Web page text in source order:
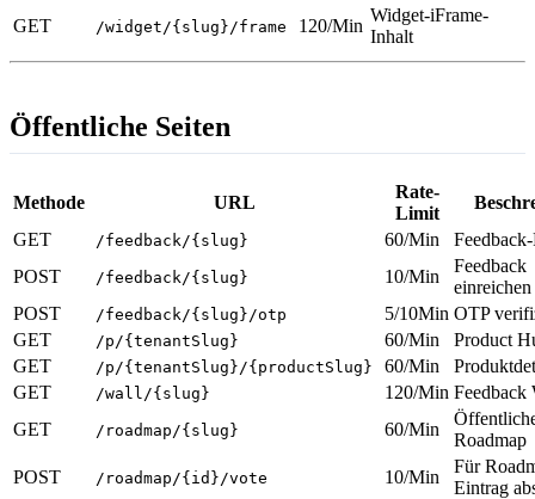
GET
/widget/{slug}/frame 120/Min
Widget-iFrame-
Inhalt
Öffentliche Seiten
Methode URL
Rate-
Limit
GET
/feedback/{slug} 60/Min
POST
/feedback/{slug} 10/Min
Feedback
einreichen
POST
/feedback/{slug}/otp 5/10Min OTP
GET
/p/{tenantSlug} 60/Min
Product
GET
/p/{tenantSlug}/{productSlug} 60/Min
GET
/wall/{slug} 120/Min Feedback
GET
/roadmap/{slug} 60/Min
Roadmap
POST
/roadmap/{id}/vote 10/Min
Für
Eintrag